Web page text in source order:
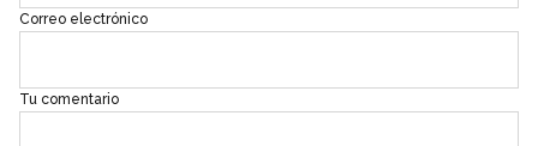
Correo electrónico
Tu comentario